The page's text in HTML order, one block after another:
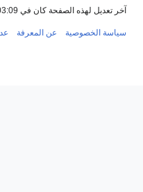
آخر تعديل لهذه الصفحة كان في 03:09, 4 سبتمبر 2009.
سياسة الخصوصية عن المعرفة